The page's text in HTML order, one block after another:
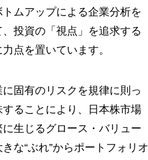
トムアップによる企業分析を
、投資の「視点」を追求する
点を置いています。
に固有のリスクを規律に則っ
することにより、日本株市場
に生じるグロース・バリュー
きな“ぶれ”からポートフォリオ